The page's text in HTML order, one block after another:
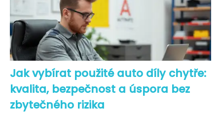
Jak vybírat použité auto díly chytře:
kvalita, bezpečnost a úspora bez
zbytečného rizika